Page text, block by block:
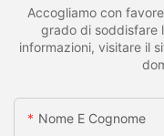
Accogliamo con
grado di soddisfare
informazioni, visitare il
Nome E Cognome